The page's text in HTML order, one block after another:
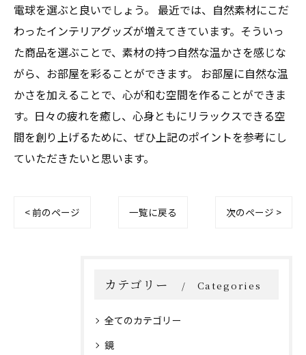
電球を選ぶと良いでしょう。 最近では、自然素材にこだ
わったインテリアグッズが増えてきています。そういっ
た商品を選ぶことで、素材の持つ自然な温かさを感じな
がら、お部屋を彩ることができます。 お部屋に自然な温
かさを加えることで、心が和む空間を作ることができま
す。日々の疲れを癒し、心身ともにリラックスできる空
間を創り上げるために、ぜひ上記のポイントを参考にし
ていただきたいと思います。
< 前のページ 一覧に戻る 次のページ >
カテゴリー Categories
全てのカテゴリー
鏡